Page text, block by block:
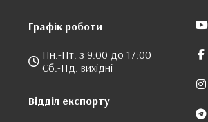
Графік роботи
Пн.-Пт. з 9:00 до 17:00
Сб.-Нд. вихідні
Відділ експорту